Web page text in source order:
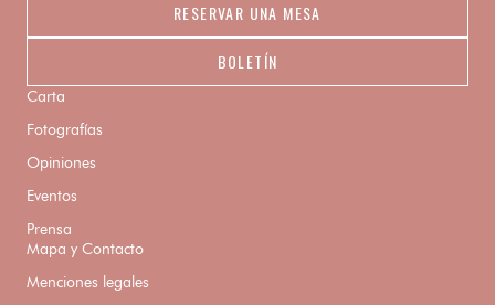
RESERVAR UNA MESA
BOLETÍN
Carta
Fotografías
Opiniones
Eventos
Prensa
Mapa y Contacto
Menciones legales